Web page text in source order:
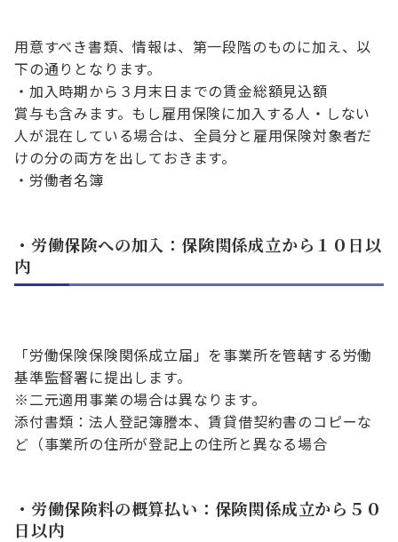
用意すべき書類、情報は、第一段階のものに加え、以
下の通りとなります。
・加入時期から３月末日までの賃金総額見込額
賞与も含みます。もし雇用保険に加入する人・しない
人が混在している場合は、全員分と雇用保険対象者だ
けの分の両方を出しておきます。
・労働者名簿
・労働保険への加入：保険関係成立から１０日以
内
「労働保険保険関係成立届」を事業所を管轄する労働
基準監督署に提出します。
※二元適用事業の場合は異なります。
添付書類：法人登記簿謄本、賃貸借契約書のコピーな
ど（事業所の住所が登記上の住所と異なる場合
・労働保険料の概算払い：保険関係成立から５０
日以内